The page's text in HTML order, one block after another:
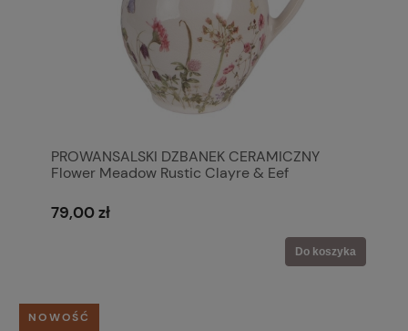
PROWANSALSKI DZBANEK CERAMICZNY
Flower Meadow Rustic Clayre & Eef
79,00 zł
Do koszyka
NOWOŚĆHej!